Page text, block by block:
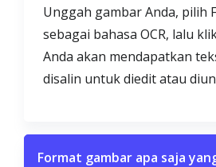
Unggah gambar Anda, pilih
sebagai bahasa OCR, lalu
Anda akan mendapatkan
disalin untuk diedit atau
Format gambar apa saja